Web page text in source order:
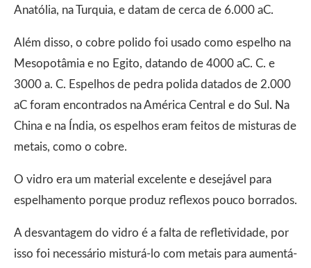
Anatólia, na Turquia, e datam de cerca de 6.000 aC.
Além disso, o cobre polido foi usado como espelho na
Mesopotâmia e no Egito, datando de 4000 aC. C. e
3000 a. C. Espelhos de pedra polida datados de 2.000
aC foram encontrados na América Central e do Sul. Na
China e na Índia, os espelhos eram feitos de misturas de
metais, como o cobre.
O vidro era um material excelente e desejável para
espelhamento porque produz reflexos pouco borrados.
A desvantagem do vidro é a falta de refletividade, por
isso foi necessário misturá-lo com metais para aumentá-